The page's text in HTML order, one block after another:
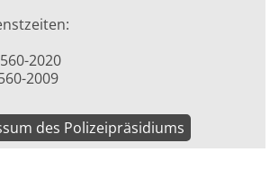
2020
2009
des Polizeipräsidiums